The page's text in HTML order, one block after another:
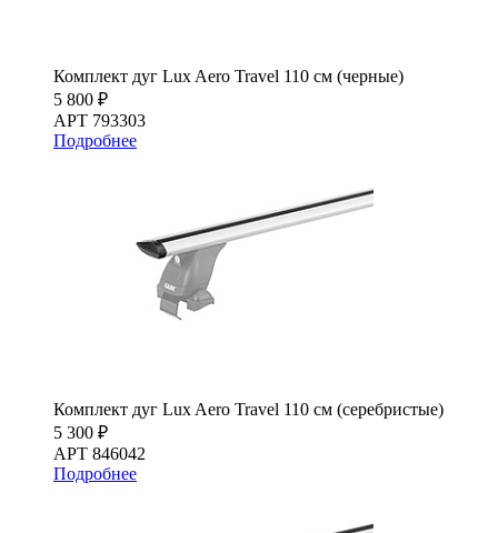
Комплект дуг Lux Aero Travel 110 см (черные)
5 800 ₽
АРТ 793303
Подробнее
Комплект дуг Lux Aero Travel 110 см (серебристые)
5 300 ₽
АРТ 846042
Подробнее